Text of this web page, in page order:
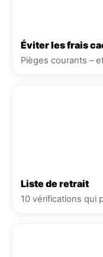
Éviter les frais
Pièges courants –
Liste de retrait
10 vérifications qui